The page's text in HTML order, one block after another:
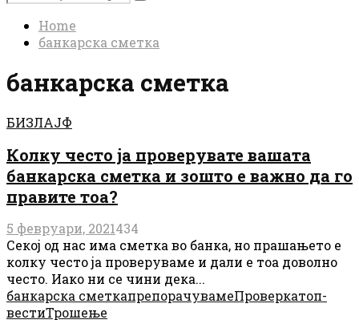
for:
Search
Home
банкарска сметка
банкарска сметка
БИЗЛАЈФ
Колку често ја проверувате вашата
банкарска сметка и зошто е важно да го
правите тоа?
5 февруари, 2021434
Секој од нас има сметка во банка, но прашањето е
колку често ја проверуваме и дали е тоа доволно
често. Иако ни се чини дека...
банкарска сметкапрепорачувамеПроверкатоп-
вестиТрошење